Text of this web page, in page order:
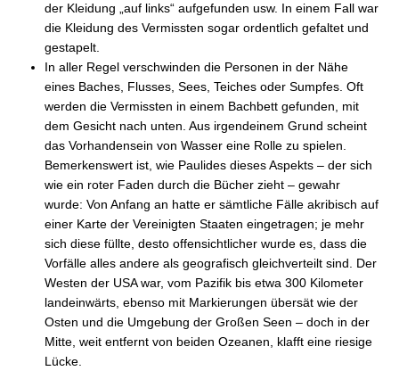
der Kleidung „auf links“ aufgefunden usw. In einem Fall war
die Kleidung des Vermissten sogar ordentlich gefaltet und
gestapelt.
In aller Regel verschwinden die Personen in der Nähe
eines Baches, Flusses, Sees, Teiches oder Sumpfes. Oft
werden die Vermissten in einem Bachbett gefunden, mit
dem Gesicht nach unten. Aus irgendeinem Grund scheint
das Vorhandensein von Wasser eine Rolle zu spielen.
Bemerkenswert ist, wie Paulides dieses Aspekts – der sich
wie ein roter Faden durch die Bücher zieht – gewahr
wurde: Von Anfang an hatte er sämtliche Fälle akribisch auf
einer Karte der Vereinigten Staaten eingetragen; je mehr
sich diese füllte, desto offensichtlicher wurde es, dass die
Vorfälle alles andere als geografisch gleichverteilt sind. Der
Westen der USA war, vom Pazifik bis etwa 300 Kilometer
landeinwärts, ebenso mit Markierungen übersät wie der
Osten und die Umgebung der Großen Seen – doch in der
Mitte, weit entfernt von beiden Ozeanen, klafft eine riesige
Lücke.